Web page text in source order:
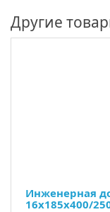
Другие
Инженерная
16х185х400/